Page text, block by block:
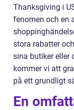
Thanksgiving i
fenomen och en
stora rabatter
sina butiker eller
kommer vi att
på ett grundligt
En